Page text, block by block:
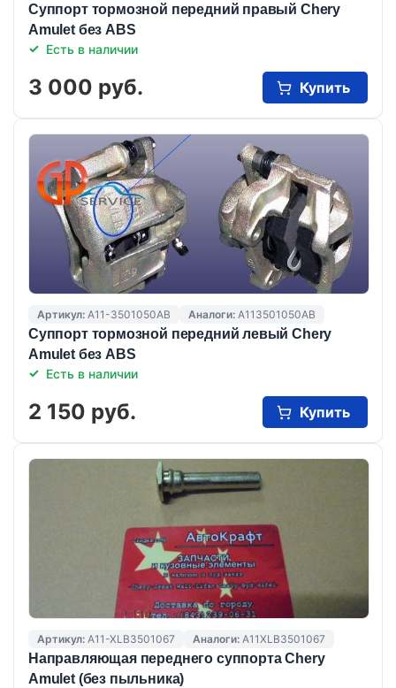
Суппорт тормозной передний правый Chery
Amulet без ABS
Есть в наличии
3 000 руб. Купить
Артикул: A11-3501050AB Аналоги: A113501050AB
Суппорт тормозной передний левый Chery
Amulet без ABS
Есть в наличии
2 150 руб. Купить
Артикул: A11-XLB3501067 Аналоги: A11XLB3501067
Направляющая переднего суппорта Chery
Amulet (без пыльника)